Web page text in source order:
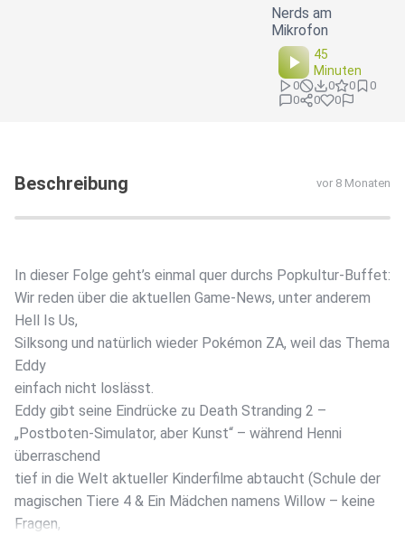
Nerds am
Mikrofon
45
Minuten
0 0 0
0
0
0 0
Beschreibung vor 8 Monaten
In dieser Folge geht’s einmal quer durchs Popkultur-Buffet:
Wir reden über die aktuellen Game-News, unter anderem
Hell Is Us,
Silksong und natürlich wieder Pokémon ZA, weil das Thema
Eddy
einfach nicht loslässt.
Eddy gibt seine Eindrücke zu Death Stranding 2 –
„Postboten-Simulator, aber Kunst“ – während Henni
überraschend
tief in die Welt aktueller Kinderfilme abtaucht (Schule der
magischen Tiere 4 & Ein Mädchen namens Willow – keine
Fragen,